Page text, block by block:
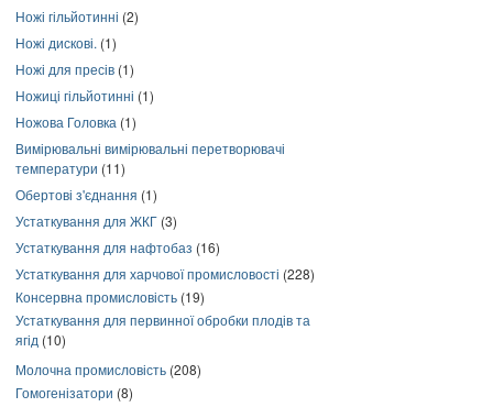
Ножі гільйотинні (2)
Ножі дискові. (1)
Ножі для пресів (1)
Ножиці гільйотинні (1)
Ножова Головка (1)
Вимірювальні вимірювальні перетворювачі
температури (11)
Обертові з'єднання (1)
Устаткування для ЖКГ (3)
Устаткування для нафтобаз (16)
Устаткування для харчової промисловості (228)
Консервна промисловість (19)
Устаткування для первинної обробки плодів та
ягід (10)
Молочна промисловість (208)
Гомогенізатори (8)